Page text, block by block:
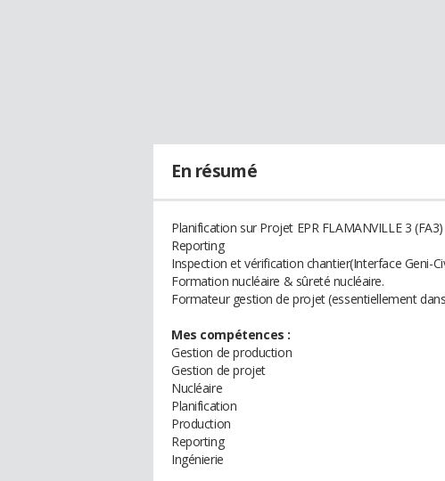
En résumé
Planification sur Projet EPR FLAMANVILLE 3 (FA3)
Reporting
Inspection et vérification chantier(Interface Geni-
Formation nucléaire & sûreté nucléaire.
Formateur gestion de projet (essentiellement
Mes compétences :
Gestion de production
Gestion de projet
Nucléaire
Planification
Production
Reporting
Ingénierie